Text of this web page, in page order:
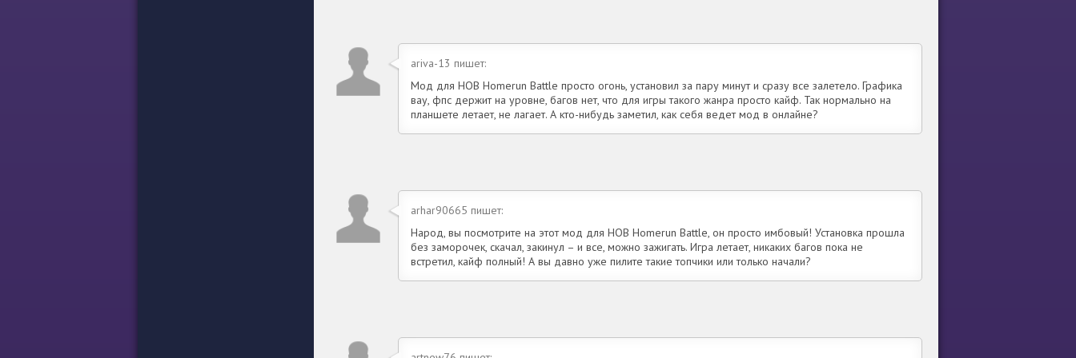
ariva-13 пишет:
Мод для HOB Homerun Battle просто огонь, установил за пару минут и сразу все залетело. Графика
вау, фпс держит на уровне, багов нет, что для игры такого жанра просто кайф. Так нормально на
планшете летает, не лагает. А кто-нибудь заметил, как себя ведет мод в онлайне?
arhar90665 пишет:
Народ, вы посмотрите на этот мод для HOB Homerun Battle, он просто имбовый! Установка прошла
без заморочек, скачал, закинул – и все, можно зажигать. Игра летает, никаких багов пока не
встретил, кайф полный! А вы давно уже пилите такие топчики или только начали?